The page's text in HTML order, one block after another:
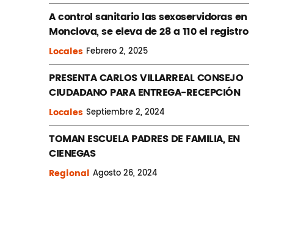
A control sanitario las sexoservidoras en
Monclova, se eleva de 28 a 110 el registro
Locales Febrero2, 2025
PRESENTA CARLOS VILLARREAL CONSEJO
CIUDADANO PARA ENTREGA-RECEPCIÓN
Locales Septiembre2, 2024
TOMAN ESCUELA PADRES DE FAMILIA, EN
CIENEGAS
Regional Agosto26, 2024